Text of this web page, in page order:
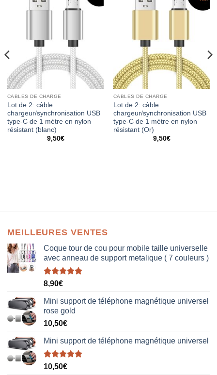
CABLES DE CHARGE
Lot de 2: câble
chargeur/synchronisation USB
type-C de 1 mètre en nylon
résistant (blanc)
9,50€
CABLES DE CHARGE
Lot de 2: câble
chargeur/synchronisation USB
type-C de 1 mètre en nylon
résistant (Or)
9,50€
MEILLEURES VENTES
Coque tour de cou pour mobile taille universelle
avec anneau de support metalique ( 7 couleurs )
Note5.00
8,90€
Mini support de téléphone magnétique universel
rose gold
10,50€
Mini support de téléphone magnétique universel
Note5.00
10,50€